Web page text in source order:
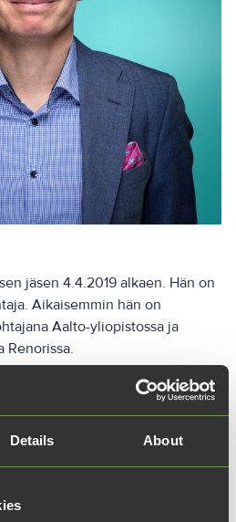
Details About
jäsen 4.4.2019 alkaen. Hän on
Aikaisemmin hän on
Aalto-yliopistossa ja
Renorissa.